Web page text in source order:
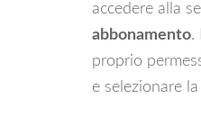
accedere alla
abbonamento.
proprio
e selezionare la